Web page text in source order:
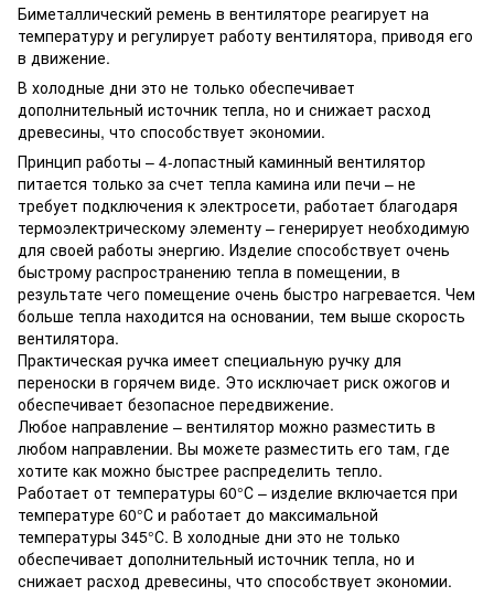
Биметаллический ремень в вентиляторе реагирует на
температуру и регулирует работу вентилятора, приводя его
в движение.
В холодные дни это не только обеспечивает
дополнительный источник тепла, но и снижает расход
древесины, что способствует экономии.
Принцип работы – 4-лопастный каминный вентилятор
питается только за счет тепла камина или печи – не
требует подключения к электросети, работает благодаря
термоэлектрическому элементу – генерирует необходимую
для своей работы энергию. Изделие способствует очень
быстрому распространению тепла в помещении, в
результате чего помещение очень быстро нагревается. Чем
больше тепла находится на основании, тем выше скорость
вентилятора.
Практическая ручка имеет специальную ручку для
переноски в горячем виде. Это исключает риск ожогов и
обеспечивает безопасное передвижение.
Любое направление – вентилятор можно разместить в
любом направлении. Вы можете разместить его там, где
хотите как можно быстрее распределить тепло.
Работает от температуры 60°С – изделие включается при
температуре 60°С и работает до максимальной
температуры 345°С. В холодные дни это не только
обеспечивает дополнительный источник тепла, но и
снижает расход древесины, что способствует экономии.